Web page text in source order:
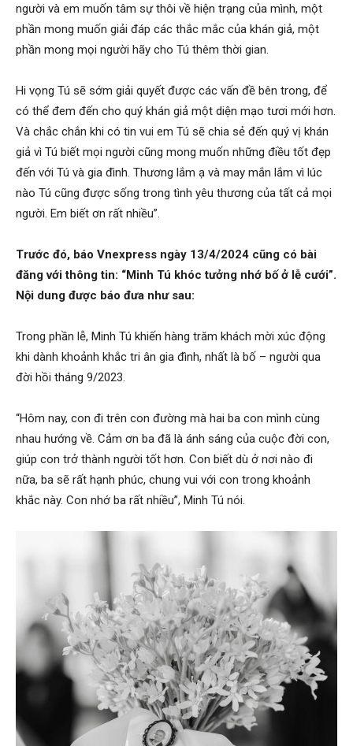
người và em muốn tâm sự thôi về hiện trạng của mình, một
phần mong muốn giải đáp các thắc mắc của khán giả, một
phần mong mọi người hãy cho Tú thêm thời gian.
Hi vọng Tú sẽ sớm giải quyết được các vấn đề bên trong, để
có thể đem đến cho quý khán giả một diện mạo tươi mới hơn.
Và chắc chắn khi có tin vui em Tú sẽ chia sẻ đến quý vị khán
giả vì Tú biết mọi người cũng mong muốn những điều tốt đẹp
đến với Tú và gia đình. Thương lắm ạ và may mắn lắm vì lúc
nào Tú cũng được sống trong tình yêu thương của tất cả mọi
người. Em biết ơn rất nhiều”.
Trước đó, báo Vnexpress ngày 13/4/2024 cũng có bài
đăng với thông tin: “Minh Tú khóc tưởng nhớ bố ở lễ cưới”.
Nội dung được báo đưa như sau:
Trong phần lễ, Minh Tú khiến hàng trăm khách mời xúc động
khi dành khoảnh khắc tri ân gia đình, nhất là bố – người qua
đời hồi tháng 9/2023.
“Hôm nay, con đi trên con đường mà hai ba con mình cùng
nhau hướng về. Cảm ơn ba đã là ánh sáng của cuộc đời con,
giúp con trở thành người tốt hơn. Con biết dù ở nơi nào đi
nữa, ba sẽ rất hạnh phúc, chung vui với con trong khoảnh
khắc này. Con nhớ ba rất nhiều”, Minh Tú nói.